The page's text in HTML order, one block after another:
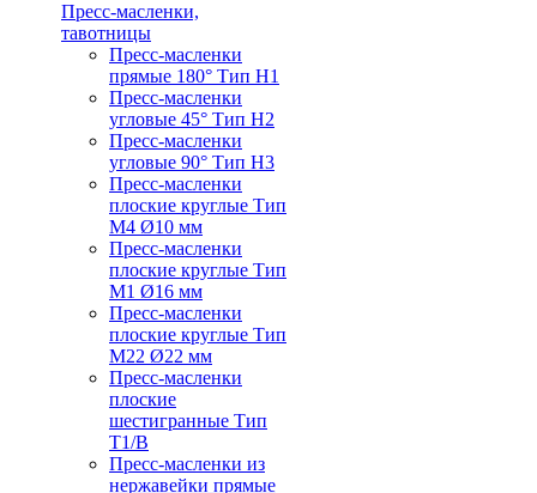
Пресс-масленки,
тавотницы
Пресс-масленки
прямые 180° Тип H1
Пресс-масленки
угловые 45° Тип H2
Пресс-масленки
угловые 90° Тип H3
Пресс-масленки
плоские круглые Тип
M4 Ø10 мм
Пресс-масленки
плоские круглые Тип
M1 Ø16 мм
Пресс-масленки
плоские круглые Тип
M22 Ø22 мм
Пресс-масленки
плоские
шестигранные Тип
T1/B
Пресс-масленки из
нержавейки прямые